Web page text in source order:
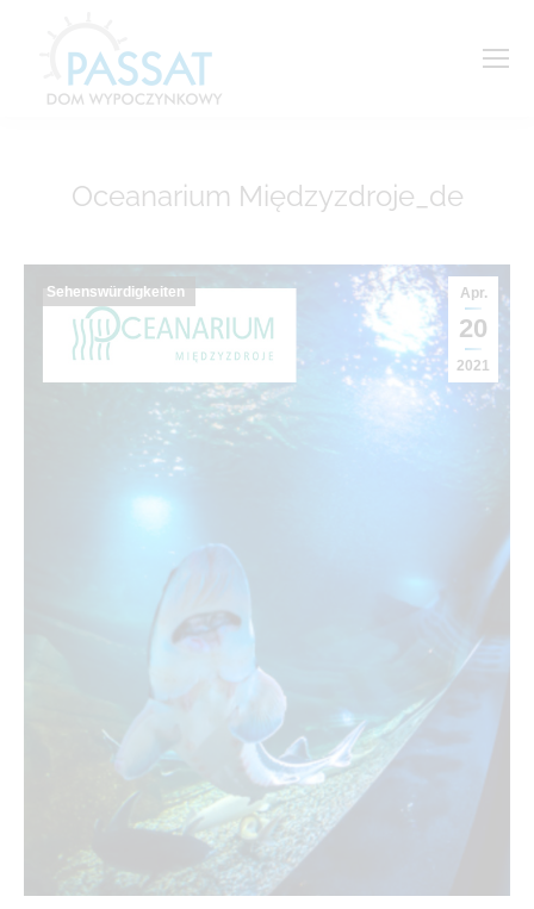
Oceanarium Międzyzdroje_de
Apr.
20
2021
Sehenswürdigkeiten